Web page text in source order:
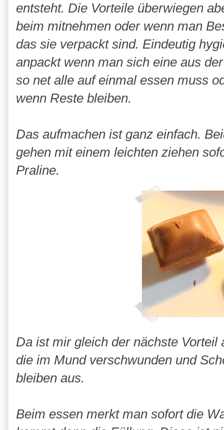
entsteht. Die Vorteile überwiegen
beim mitnehmen oder wenn man
das sie verpackt sind. Eindeutig
anpackt wenn man sich eine aus
so net alle auf einmal essen muss
wenn Reste bleiben.
Das aufmachen ist ganz einfach.
gehen mit einem leichten ziehen
Praline.
Da ist mir gleich der nächste
die im Mund verschwunden und
bleiben aus.
Beim essen merkt man sofort die